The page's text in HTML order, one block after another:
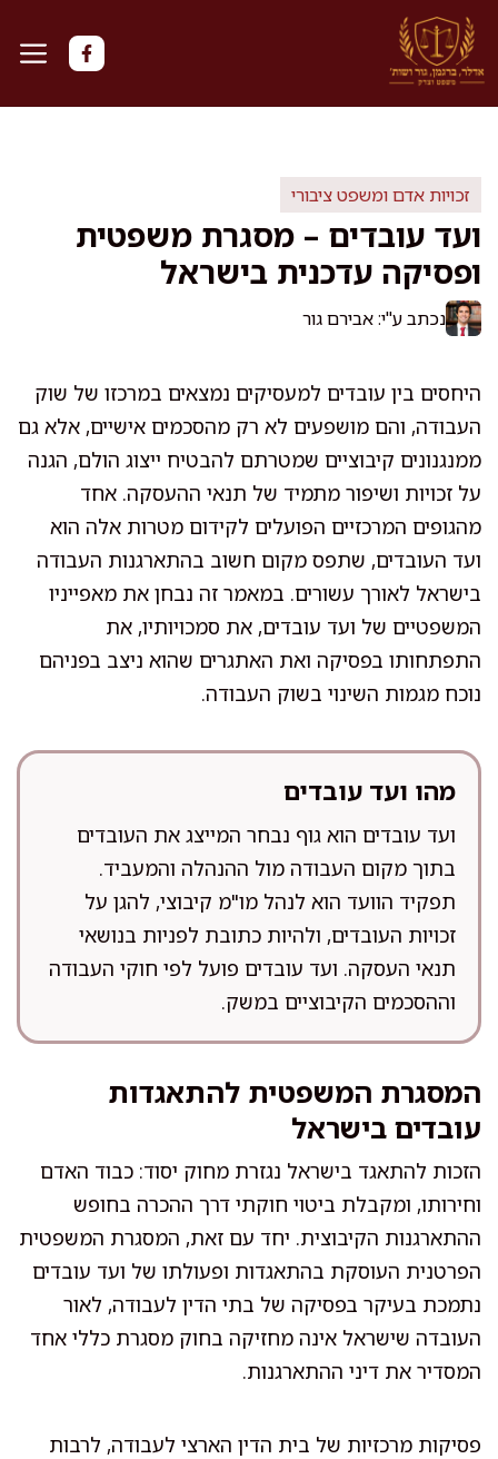
לדלג
לתוכן
זכויות אדם ומשפט ציבורי
ועד עובדים – מסגרת משפטית
ופסיקה עדכנית בישראל
נכתב ע"י: אבירם גור
היחסים בין עובדים למעסיקים נמצאים במרכזו של שוק
העבודה, והם מושפעים לא רק מהסכמים אישיים, אלא גם
ממנגנונים קיבוציים שמטרתם להבטיח ייצוג הולם, הגנה
על זכויות ושיפור מתמיד של תנאי ההעסקה. אחד
מהגופים המרכזיים הפועלים לקידום מטרות אלה הוא
ועד העובדים, שתפס מקום חשוב בהתארגנות העבודה
בישראל לאורך עשורים. במאמר זה נבחן את מאפייניו
המשפטיים של ועד עובדים, את סמכויותיו, את
התפתחותו בפסיקה ואת האתגרים שהוא ניצב בפניהם
נוכח מגמות השינוי בשוק העבודה.
מהו ועד עובדים
ועד עובדים הוא גוף נבחר המייצג את העובדים
בתוך מקום העבודה מול ההנהלה והמעביד.
תפקיד הוועד הוא לנהל מו"מ קיבוצי, להגן על
זכויות העובדים, ולהיות כתובת לפניות בנושאי
תנאי העסקה. ועד עובדים פועל לפי חוקי העבודה
וההסכמים הקיבוציים במשק.
המסגרת המשפטית להתאגדות
עובדים בישראל
הזכות להתאגד בישראל נגזרת מחוק יסוד: כבוד האדם
וחירותו, ומקבלת ביטוי חוקתי דרך ההכרה בחופש
ההתארגנות הקיבוצית. יחד עם זאת, המסגרת המשפטית
הפרטנית העוסקת בהתאגדות ופעולתו של ועד עובדים
נתמכת בעיקר בפסיקה של בתי הדין לעבודה, לאור
העובדה שישראל אינה מחזיקה בחוק מסגרת כללי אחד
המסדיר את דיני ההתארגנות.
פסיקות מרכזיות של בית הדין הארצי לעבודה, לרבות